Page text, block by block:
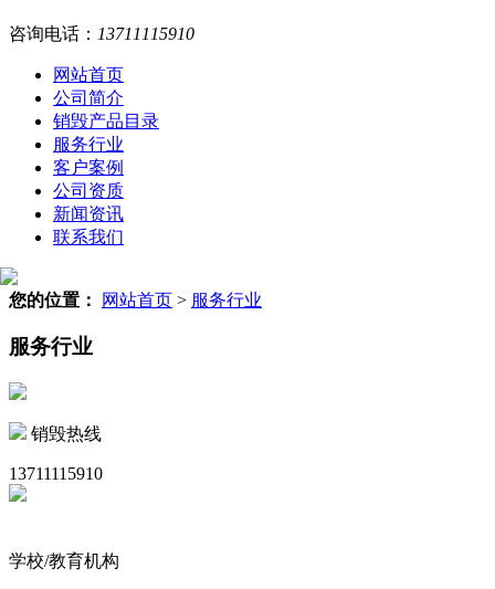
咨询电话： 13711115910
网站首页
公司简介
销毁产品目录
服务行业
客户案例
公司资质
新闻资讯
联系我们
您的位置： 网站首页 > 服务行业
服务行业
销毁热线
13711115910
学校/教育机构